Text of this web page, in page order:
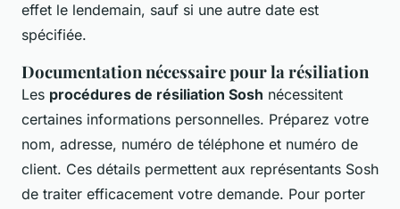
effet le lendemain, sauf si une autre date est
spécifiée.
Documentation nécessaire pour la résiliation
Les procédures de résiliation Sosh nécessitent
certaines informations personnelles. Préparez votre
nom, adresse, numéro de téléphone et numéro de
client. Ces détails permettent aux représentants Sosh
de traiter efficacement votre demande. Pour porter